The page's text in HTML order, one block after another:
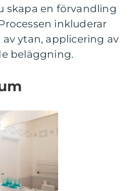
skapa en förvandling
inkluderar
ytan, applicering av
beläggning.